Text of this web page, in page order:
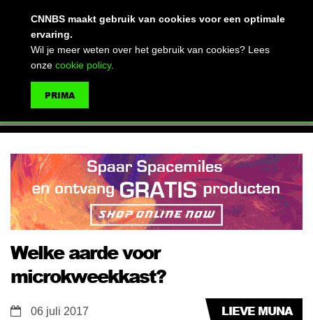
Welke aarde voor
microkweekkast?
LIEVE MUNA
06 juli 2017
CNNBS maakt gebruik van cookies voor een optimale
ervaring.
Wil je meer weten over het gebruik van cookies? Lees
onze cookie policy.
PRIMA